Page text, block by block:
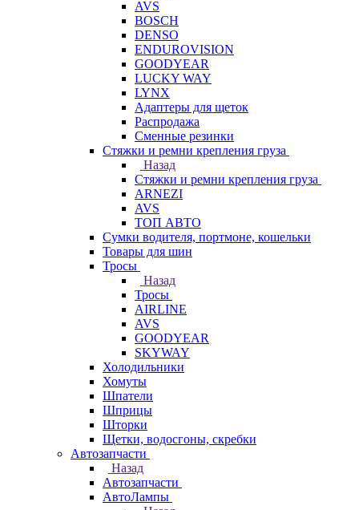
AVS
BOSCH
DENSO
ENDUROVISION
GOODYEAR
LUCKY WAY
LYNX
Адаптеры для щеток
Распродажа
Сменные резинки
Стяжки и ремни крепления груза
Назад
Стяжки и ремни крепления груза
ARNEZI
AVS
ТОП АВТО
Сумки водителя, портмоне, кошельки
Товары для шин
Тросы
Назад
Тросы
AIRLINE
AVS
GOODYEAR
SKYWAY
Холодильники
Хомуты
Шпатели
Шприцы
Шторки
Щетки, водосгоны, скребки
Автозапчасти
Назад
Автозапчасти
АвтоЛампы